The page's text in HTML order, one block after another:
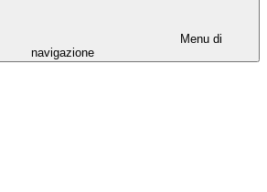
Menu di
navigazione